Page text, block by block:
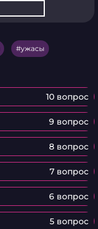
ужасы
10 вопрос
9 вопрос
8 вопрос
7 вопрос
6 вопрос
5 вопрос